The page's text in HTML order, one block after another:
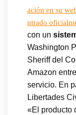
ación en su
ntrado
con un
Washington
Sheriff del
Amazon
servicio. En
Libertades
«El producto